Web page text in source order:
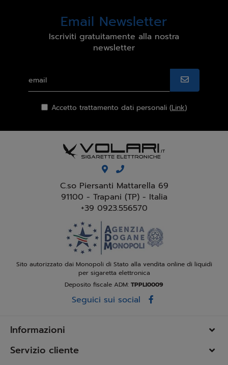
Email Newsletter
Iscriviti gratuitamente alla nostra
newsletter
Accetto trattamento dati personali (Link)
C.so Piersanti Mattarella 69
91100 - Trapani (TP) - Italia
+39 0923.556570
Sito autorizzato dai Monopoli di Stato alla vendita online di liquidi
per sigaretta elettronica
Deposito fiscale ADM: TPPLI0009
Seguici sui social
Informazioni
Servizio cliente